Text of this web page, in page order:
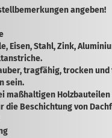
angeben!
Eisen, Stahl, Zink,
trag­fähig, trocken
sein.
maßhaltigen Holz­bauteilen
die Beschichtung von